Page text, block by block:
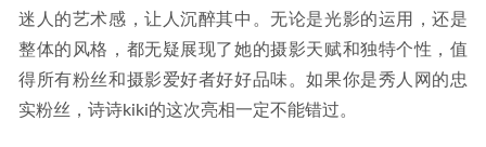
迷人的艺术感，让人沉醉其中。无论是光影的运用，还是
整体的风格，都无疑展现了她的摄影天赋和独特个性，值
得所有粉丝和摄影爱好者好好品味。如果你是秀人网的忠
实粉丝，诗诗kiki的这次亮相一定不能错过。